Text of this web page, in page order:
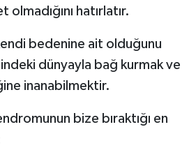
hatırlatır.
bedenine ait olduğunu
dünyayla bağ kurmak ve
inanabilmektir.
bize bıraktığı en